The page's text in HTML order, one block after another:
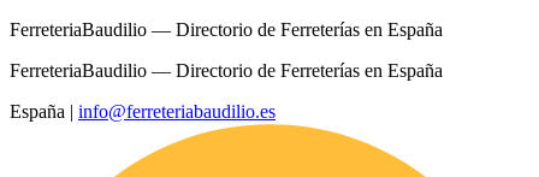
FerreteriaBaudilio — Directorio de Ferreterías en España
FerreteriaBaudilio — Directorio de Ferreterías en España
España | info@ferreteriabaudilio.es